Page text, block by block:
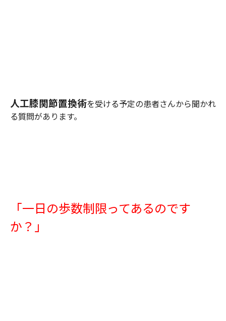
人工膝関節置換術を受ける予定の患者さんから聞かれ
る質問があります。
「一日の歩数制限ってあるのです
か？」